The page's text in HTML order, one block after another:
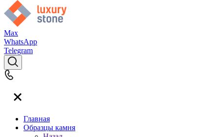
Max
WhatsApp
Telegram
Главная
Образцы камня